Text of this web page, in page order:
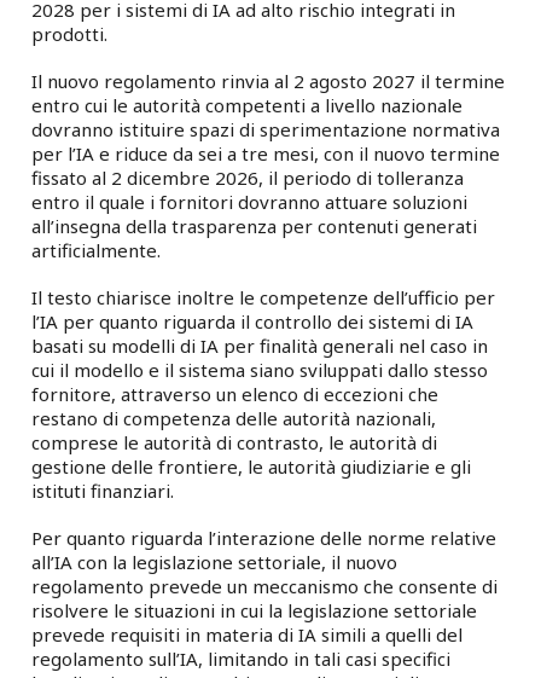
2028 per i sistemi di IA ad alto rischio integrati in
prodotti.
Il nuovo regolamento rinvia al 2 agosto 2027 il termine
entro cui le autorità competenti a livello nazionale
dovranno istituire spazi di sperimentazione normativa
per l’IA e riduce da sei a tre mesi, con il nuovo termine
fissato al 2 dicembre 2026, il periodo di tolleranza
entro il quale i fornitori dovranno attuare soluzioni
all’insegna della trasparenza per contenuti generati
artificialmente.
Il testo chiarisce inoltre le competenze dell’ufficio per
l’IA per quanto riguarda il controllo dei sistemi di IA
basati su modelli di IA per finalità generali nel caso in
cui il modello e il sistema siano sviluppati dallo stesso
fornitore, attraverso un elenco di eccezioni che
restano di competenza delle autorità nazionali,
comprese le autorità di contrasto, le autorità di
gestione delle frontiere, le autorità giudiziarie e gli
istituti finanziari.
Per quanto riguarda l’interazione delle norme relative
all’IA con la legislazione settoriale, il nuovo
regolamento prevede un meccanismo che consente di
risolvere le situazioni in cui la legislazione settoriale
prevede requisiti in materia di IA simili a quelli del
regolamento sull’IA, limitando in tali casi specifici